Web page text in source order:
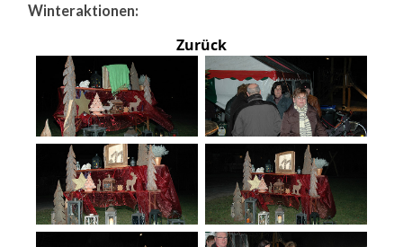
Winteraktionen:
Zurück